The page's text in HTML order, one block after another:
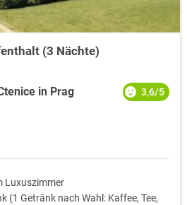
(3 Nächte)
in Prag 3,6/5
Luxuszimmer
(1 Getränk nach Wahl: Kaffee, Tee,